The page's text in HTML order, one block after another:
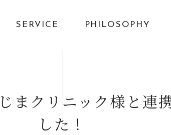
SERVICE PHILOSOPHY
まクリニック様と連
した！